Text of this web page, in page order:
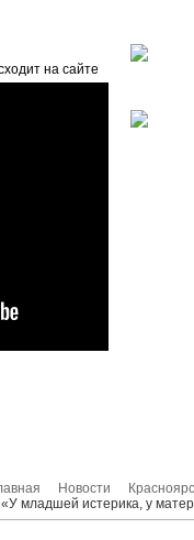
на сайте
Новости
«У младшей истерика, у